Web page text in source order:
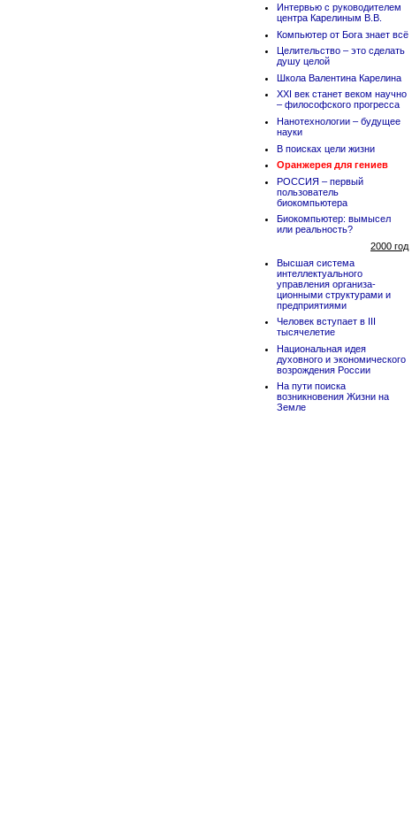
Интервью с руководителем
центра Карелиным В.В.
Компьютер от Бога знает всё
Целительство – это сделать
душу целой
Школа Валентина Карелина
XXI век станет веком научно
– философского прогресса
Нанотехнологии – будущее
науки
В поисках цели жизни
Оранжерея для гениев
РОССИЯ – первый
пользователь
биокомпьютера
Биокомпьютер: вымысел
или реальность?
2000 год
Высшая система
интеллектуального
управления организа-
ционными структурами и
предприятиями
Человек вступает в III
тысячелетие
Национальная идея
духовного и экономического
возрождения России
На пути поиска
возникновения Жизни на
Земле